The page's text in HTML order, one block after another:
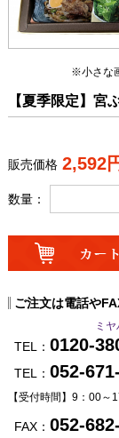
※小さな
【夏季限定】宮
販売価格 2,592
数量：
ご注文は電話や
ミ
TEL： 0120-
TEL： 052-
【受付時間】9：00～
FAX： 052-